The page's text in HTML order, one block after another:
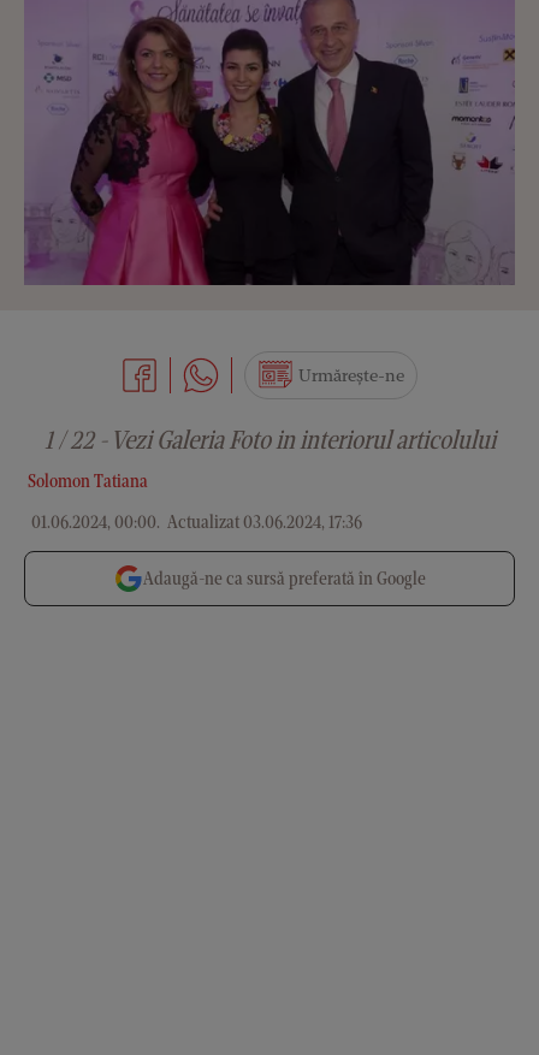
Solomon Tatiana
01.06.2024, 00:00. Actualizat 03.06.2024, 17:36
Urmărește-ne
1 / 22 - Vezi Galeria Foto in interiorul articolului
Adaugă-ne ca sursă preferată în Google